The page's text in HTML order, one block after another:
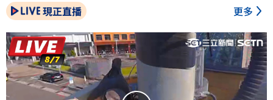
現正直播 更多